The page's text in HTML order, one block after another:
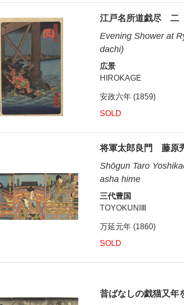
江戸名所道戯尽 二
Evening Shower at
dachi)
広景
HIROKAGE
安政六年 (1859)
SOLD
将軍太郎良門 藤原
Shōgun Taro
asha hime
三代豊国
TOYOKUNIⅢ
万延元年 (1860)
SOLD
昔ばなしの戯猫又年